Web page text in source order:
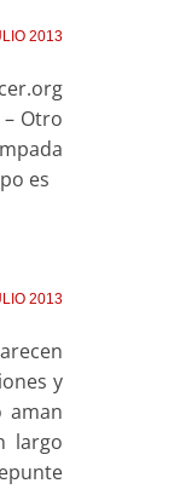
2013
Otro
es
2013
y
aman
largo